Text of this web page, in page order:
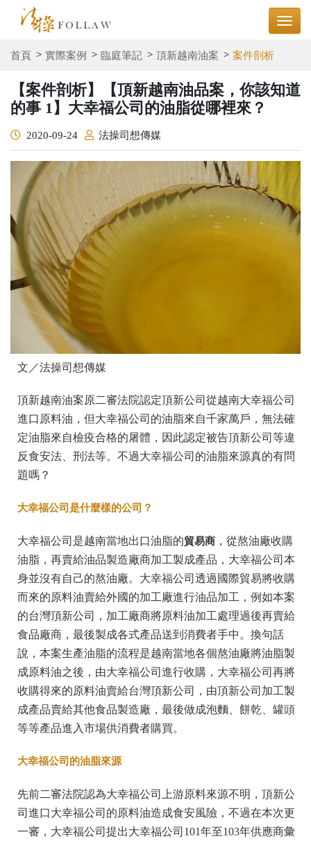
首頁 實際案例 臨庭筆記 頂新越南油案 案件剖析
【案件剖析】【頂新越南油品案，你該知道
的事 1】大幸福公司的油脂從哪裡來？
2020-09-24 法操司想傳媒
文／法操司想傳媒
頂新越南油案原二審法院認定頂新公司從越南大幸福公司
進口原料油，但大幸福公司的油脂來自千家萬戶，無法確
定油脂來自檢疫合格的屠體，因此認定被告頂新公司等違
反食安法、刑法等。不過大幸福公司的油脂來源真的有問
題嗎？
大幸福公司是什麼樣的公司？
大幸福公司是越南當地出口油脂的貿易商 ，從熬油廠收購
油脂，再賣給油品製造廠商加工製成產品，大幸福公司本
身並沒有自己的熬油廠。大幸福公司透過國際貿易將收購
而來的原料油賣給外國的加工廠進行油品加工，例如本案
的台灣頂新公司，加工廠商將原料油加工處理過後再賣給
食品廠商，最後製成各式產品送到消費者手中。換句話
說，本案生產油脂的流程是越南當地各個熬油廠將油脂製
成原料油之後，由大幸福公司進行收購，大幸福公司再將
收購得來的原料油賣給台灣頂新公司，由頂新公司加工製
成產品賣給其他食品製造廠，最後做成泡麵、餅乾、罐頭
等等產品進入市場供消費者購買。
大幸福公司的油脂來源
先前二審法院認為大幸福公司上游原料來源不明，頂新公
司進口大幸福公司的原料油造成食安風險，不過在本次更
一審，大幸福公司提出大幸福公司101年至103年供應商彙